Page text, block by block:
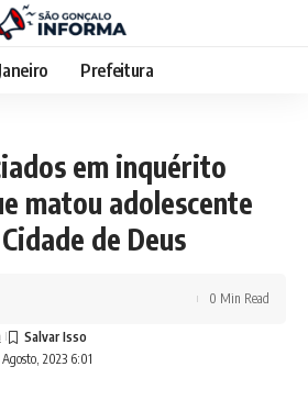
Prefeitura
em inquérito
matou adolescente
de Deus
2023 6:01
0 Min Read